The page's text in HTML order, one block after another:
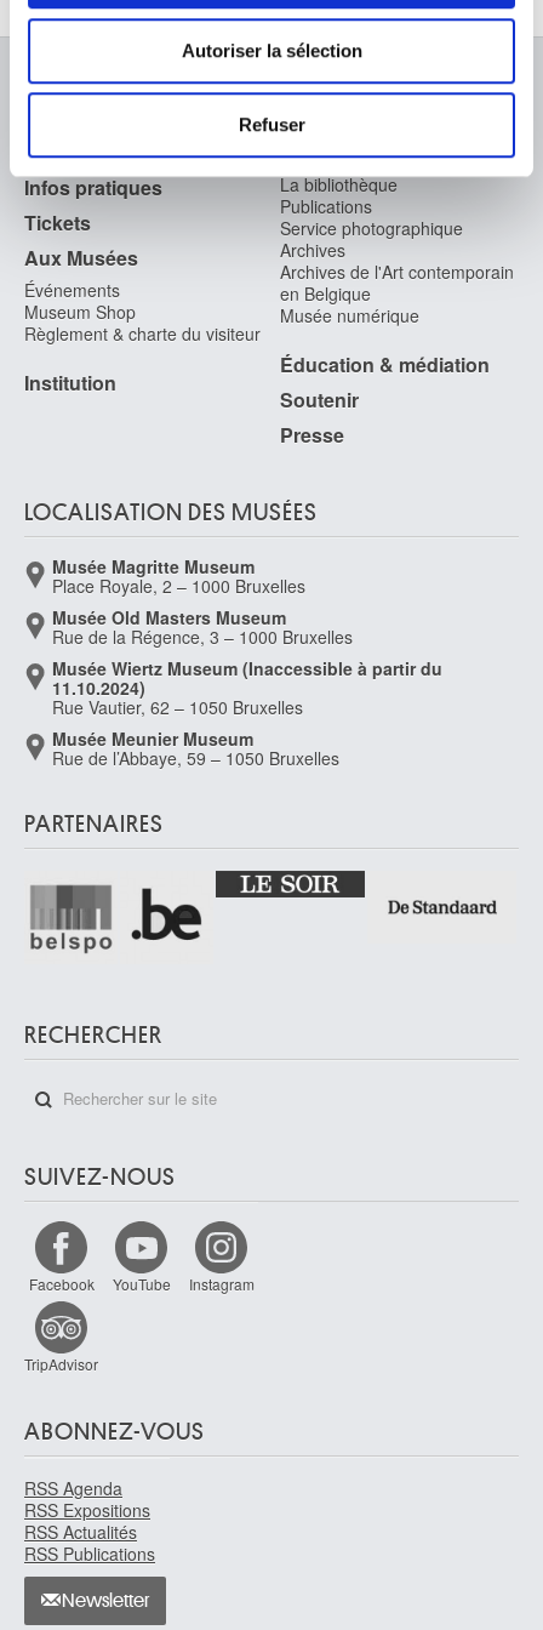
déclaration sur les cookies.
Les cookies nous permettent de personnaliser le contenu
et les annonces, d'offrir des fonctionnalités relatives aux
partageons également des informations sur l'utilisation de
notre site avec nos partenaires de médias sociaux, de
publicité et d'analyse, qui peuvent combiner celles-ci
avec d'autres informations que vous leur avez fournies
ou qu'ils ont collectées lors de votre utilisation de leurs
services.
Autoriser la sélection
Refuser
À PROPOS DES MUSÉES
FAQ I Foire aux questions
Infos pratiques
Tickets
Aux Musées
Événements
Museum Shop
Règlement & charte du visiteur
Institution
Recherche
La bibliothèque
Publications
Service photographique
Archives
Archives de l'Art contemporain
en Belgique
Musée numérique
Éducation & médiation
Soutenir
Presse
LOCALISATION DES MUSÉES
Musée Magritte Museum
Place Royale, 2 – 1000 Bruxelles
Musée Old Masters Museum
Rue de la Régence, 3 – 1000 Bruxelles
Musée Wiertz Museum (Inaccessible à partir du
11.10.2024)
Rue Vautier, 62 – 1050 Bruxelles
Musée Meunier Museum
Rue de l’Abbaye, 59 – 1050 Bruxelles
PARTENAIRES
RECHERCHER
SUIVEZ-NOUS
Facebook YouTube Instagram
TripAdvisor
ABONNEZ-VOUS
RSS Agenda
RSS Expositions
RSS Actualités
RSS Publications
Newsletter